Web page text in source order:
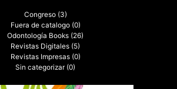
Congreso (3)
Fuera de catalogo (0)
Odontología Books (26)
Revistas Digitales (5)
Revistas Impresas (0)
Sin categorizar (0)